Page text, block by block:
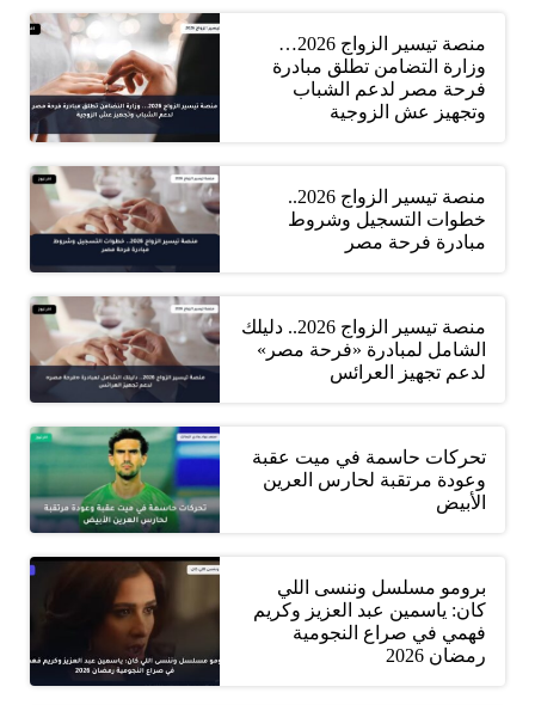
منصة تيسير الزواج 2026…
وزارة التضامن تطلق مبادرة
فرحة مصر لدعم الشباب
وتجهيز عش الزوجية
منصة تيسير الزواج 2026..
خطوات التسجيل وشروط
مبادرة فرحة مصر
منصة تيسير الزواج 2026.. دليلك
الشامل لمبادرة «فرحة مصر»
لدعم تجهيز العرائس
تحركات حاسمة في ميت عقبة
وعودة مرتقبة لحارس العرين
الأبيض
برومو مسلسل وننسى اللي
كان: ياسمين عبد العزيز وكريم
فهمي في صراع النجومية
رمضان 2026